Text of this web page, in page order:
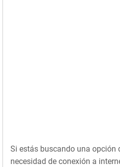
Si estás buscando una opción
necesidad de conexión a